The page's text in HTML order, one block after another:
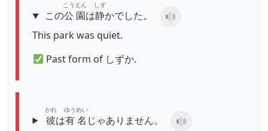
この公園
こうえん
は静
しず
かでした。
This park was quiet.
Past form of しずか.
彼
かれ
は有名
ゆうめい
じゃありません。